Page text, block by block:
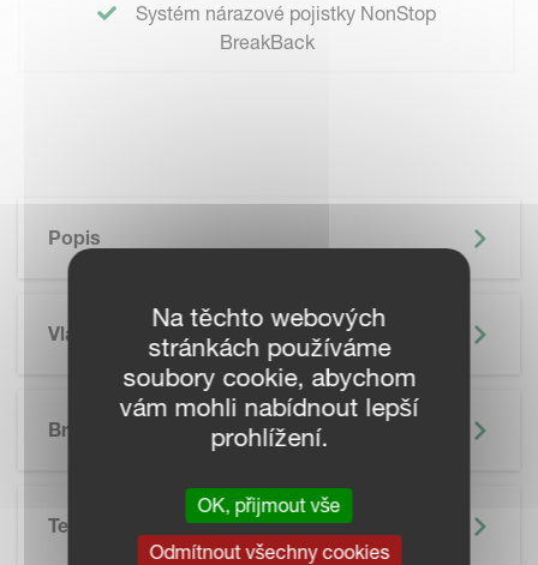
Systém nárazové pojistky NonStop
BreakBack
Popis
Vlastnosti
Brožura
Technické Údaje
Na těchto webových
stránkách používáme
soubory cookie, abychom
vám mohli nabídnout lepší
prohlížení.
OK, přijmout vše
Odmítnout všechny cookies